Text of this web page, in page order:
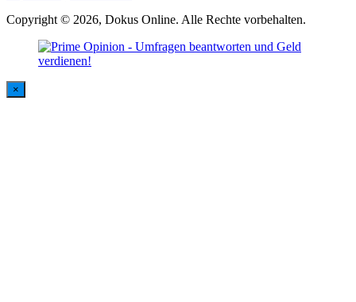
Copyright © 2026, Dokus Online. Alle Rechte vorbehalten.
×